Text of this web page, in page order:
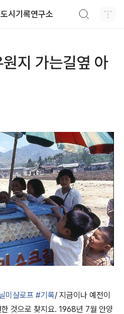
시기록연구소
지 가는길옆 아
미샬로프 #기록/ 지금이나 예전이
것으로 찾지요. 1968년 7월 안양